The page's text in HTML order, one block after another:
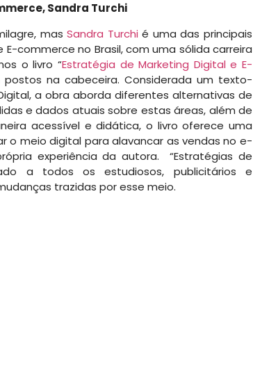
Sandra Turchi
masSandra Turchi é uma das principais
commerce no Brasil, com uma sólida carreira
o livro “Estratégia de Marketing Digital e E-
na cabeceira. Considerada um texto-
a obra aborda diferentes alternativas de
e dados atuais sobre estas áreas, além de
acessível e didática, o livro oferece uma
o meio digital para alavancar as vendas no e-
experiência da autora. “Estratégias de
a todos os estudiosos, publicitários e
trazidas por esse meio.